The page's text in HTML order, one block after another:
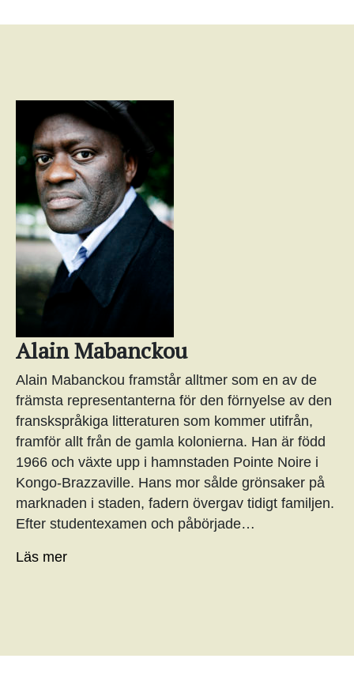
Alain Mabanckou
Alain Mabanckou framstår alltmer som en av de
främsta representanterna för den förnyelse av den
franskspråkiga litteraturen som kommer utifrån,
framför allt från de gamla kolonierna. Han är född
1966 och växte upp i hamnstaden Pointe Noire i
Kongo-Brazzaville. Hans mor sålde grönsaker på
marknaden i staden, fadern övergav tidigt familjen.
Efter studentexamen och påbörjade…
Läs mer